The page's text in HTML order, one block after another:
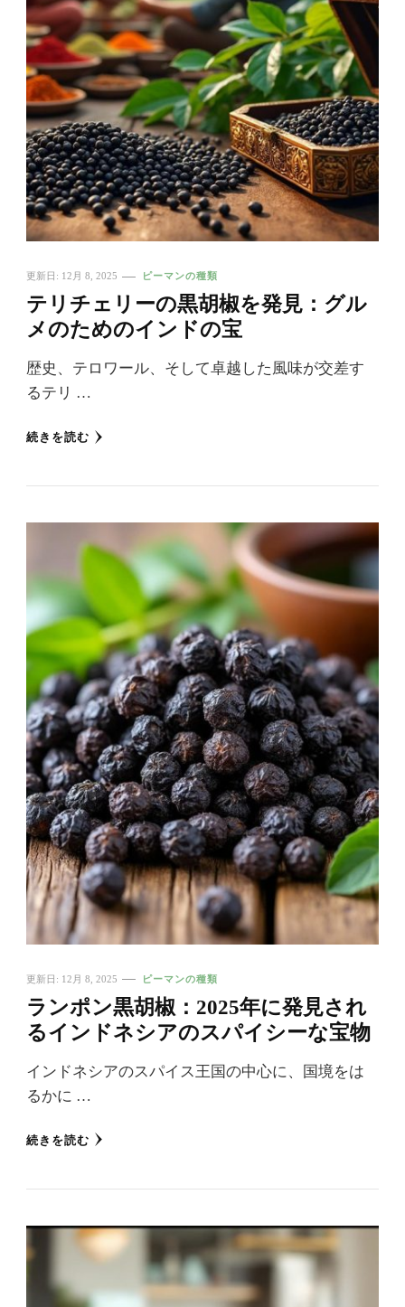
更新日: 12月 8, 2025 ピーマンの種類
テリチェリーの黒胡椒を発見：グル
メのためのインドの宝
歴史、テロワール、そして卓越した風味が交差す
るテリ …
続きを読む
更新日: 12月 8, 2025 ピーマンの種類
ランポン黒胡椒：2025年に発見され
るインドネシアのスパイシーな宝物
インドネシアのスパイス王国の中心に、国境をは
るかに …
続きを読む